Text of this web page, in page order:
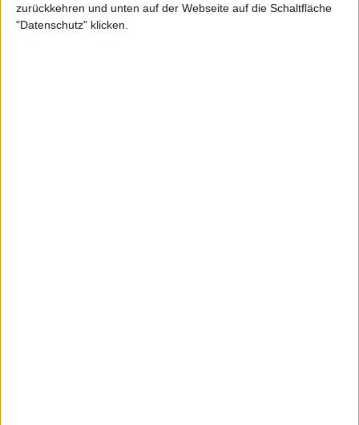
zurückkehren und unten auf der Webseite auf die Schaltfläche
"Datenschutz" klicken.